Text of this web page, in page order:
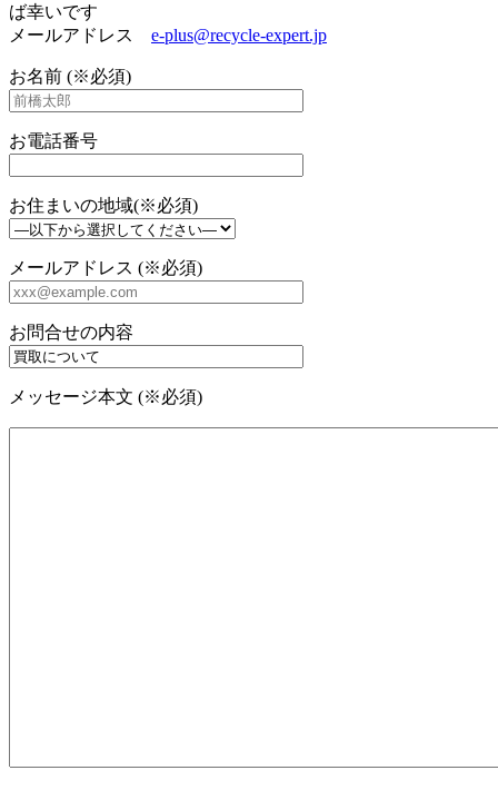
ば幸いです
メールアドレス e-plus@recycle-expert.jp
お名前 (※必須)
お電話番号
お住まいの地域(※必須)
メールアドレス (※必須)
お問合せの内容
メッセージ本文 (※必須)